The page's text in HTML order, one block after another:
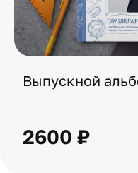
Выпускной
2600 ₽